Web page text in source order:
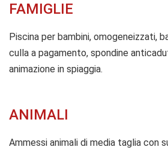
FAMIGLIE
Piscina per bambini, omogeneizzati,
culla a pagamento, spondine
animazione in spiaggia.
ANIMALI
Ammessi animali di media taglia con